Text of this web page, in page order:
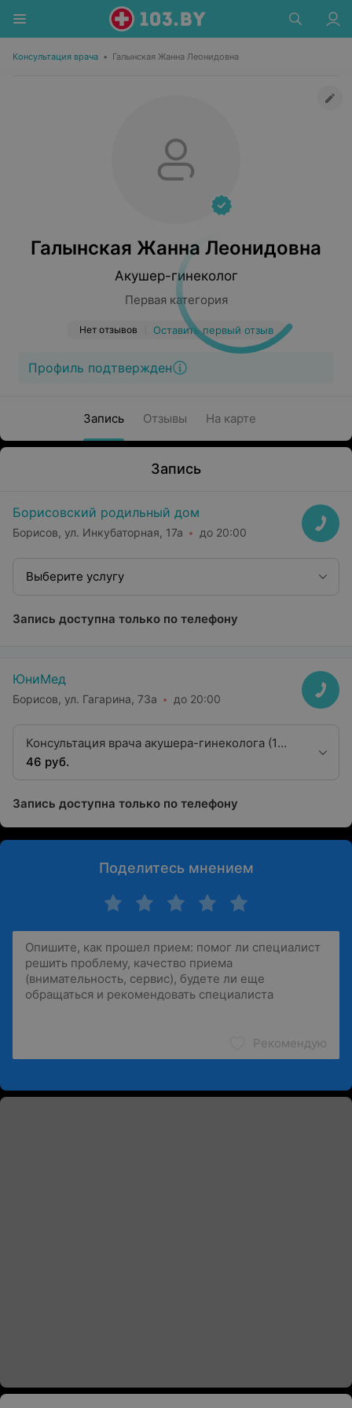
Консультация врача • Галынская Жанна Леонидовна
Галынская Жанна Леонидовна
Акушер-гинеколог
Первая категория
Нет отзывов Оставить первый отзыв
Профиль подтвержден
Запись Отзывы На карте
Запись
Борисовский родильный дом
Борисов, ул. Инкубаторная, 17а до 20:00
Выберите услугу
Запись доступна только по телефону
ЮниМед
Борисов, ул. Гагарина, 73а до 20:00
Консультация врача акушера-гинеколога (1
категории)
46 руб.
Запись доступна только по телефону
Поделитесь мнением
Рекомендую